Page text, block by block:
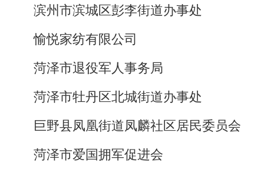
滨州市滨城区彭李街道办事处
愉悦家纺有限公司
菏泽市退役军人事务局
菏泽市牡丹区北城街道办事处
巨野县凤凰街道凤麟社区居民委员会
菏泽市爱国拥军促进会